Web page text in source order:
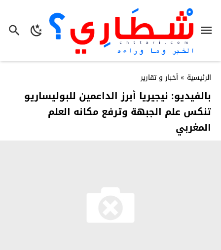
الرئيسية » أخبار و تقارير
بالفيديو: نيجيريا أبرز الداعمين للبوليساريو
تنكس علم الجبهة وترفع مكانه العلم
المغربي